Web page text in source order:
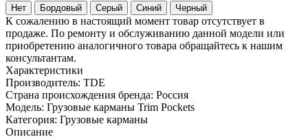
Нет Бордовый Серый Синий Черный
К сожалению в настоящий момент товар отсутствует в
продаже. По ремонту и обслуживанию данной модели или
приобретению аналогичного товара обращайтесь к нашим
консультантам.
Характеристики
Производитель: TDE
Страна происхождения бренда: Россия
Модель: Грузовые карманы Trim Pockets
Категория: Грузовые карманы
Описание